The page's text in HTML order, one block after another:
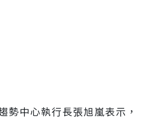
勢中心執行長張旭嵐表示，